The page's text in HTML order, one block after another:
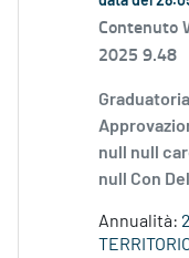
Contenuto
2025 9.48
null null
null Con
Annualità: